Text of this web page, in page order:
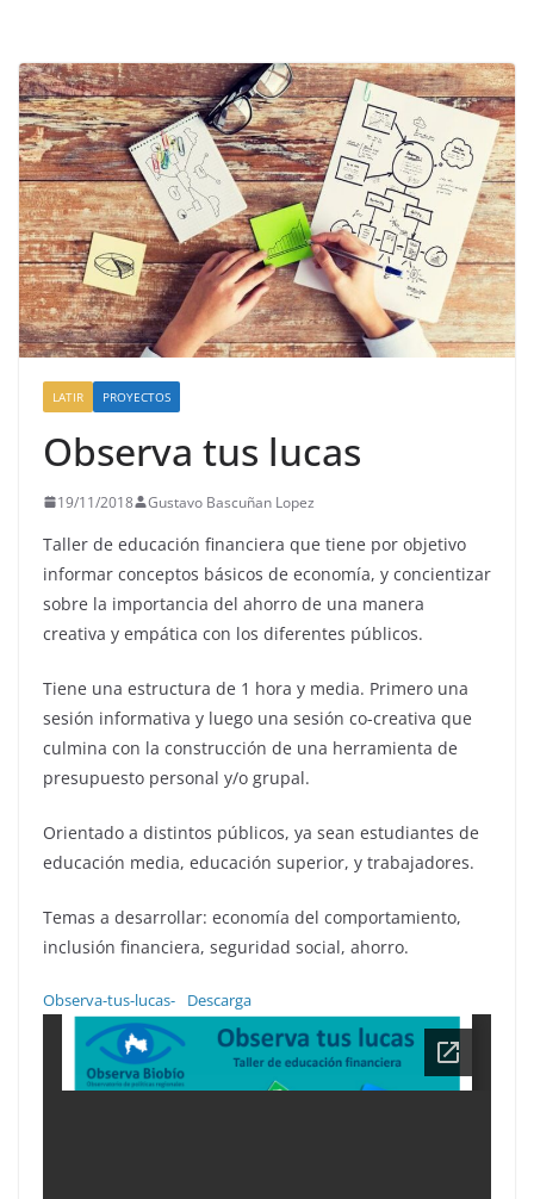
LATIR PROYECTOS
Observa tus lucas
19/11/2018 Gustavo Bascuñan Lopez
Taller de educación financiera que tiene por objetivo
informar conceptos básicos de economía, y concientizar
sobre la importancia del ahorro de una manera
creativa y empática con los diferentes públicos.
Tiene una estructura de 1 hora y media. Primero una
sesión informativa y luego una sesión co-creativa que
culmina con la construcción de una herramienta de
presupuesto personal y/o grupal.
Orientado a distintos públicos, ya sean estudiantes de
educación media, educación superior, y trabajadores.
Temas a desarrollar: economía del comportamiento,
inclusión financiera, seguridad social, ahorro.
Observa-tus-lucas- Descarga